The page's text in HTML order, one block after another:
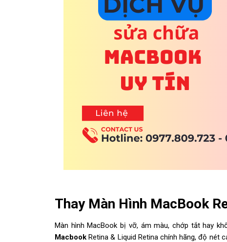
Thay Màn Hình MacBook
Màn hình MacBook bị vỡ, ám màu, chớp tắt hay
Macbook Retina & Liquid Retina chính hãng, độ nét